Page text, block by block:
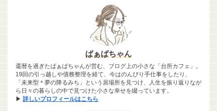
ばぁばちゃん
還暦を過ぎたばぁばちゃんが営む、ブログ上の小さな「台所カフェ」。
19回の引っ越しや債務整理を経て、今はのんびり手仕事をしたり、
「未来型＊夢の降るみち」という居場所を見つけ、人生を振り返りなが
ら日々の暮らしの中で見つけた小さな幸せを綴っています。
▶ 詳しいプロフィールはこちら